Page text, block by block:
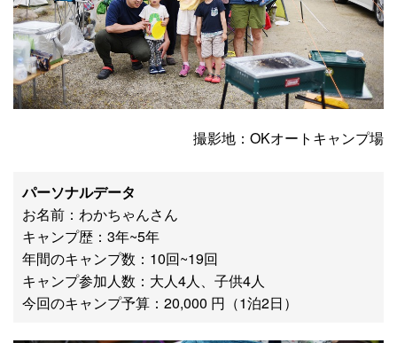
撮影地：OKオートキャンプ場
パーソナルデータ
お名前：わかちゃんさん
キャンプ歴：3年~5年
年間のキャンプ数：10回~19回
キャンプ参加人数：大人4人、子供4人
今回のキャンプ予算：20,000 円（1泊2日）